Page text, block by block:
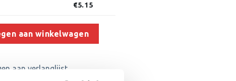
€5.15
aan winkelwagen
aan verlanglijst